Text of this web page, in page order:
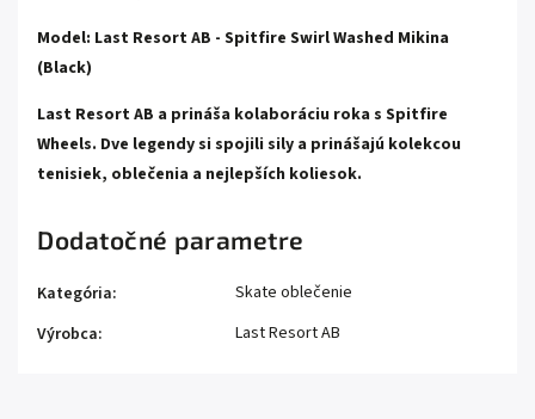
Model: Last Resort AB - Spitfire Swirl Washed Mikina
(Black)
Last Resort AB a prináša kolaboráciu roka s Spitfire
Wheels. Dve legendy si spojili sily a prinášajú kolekcou
tenisiek, oblečenia a nejlepších koliesok.
Dodatočné parametre
Kategória:
Skate oblečenie
Výrobca: Last Resort AB